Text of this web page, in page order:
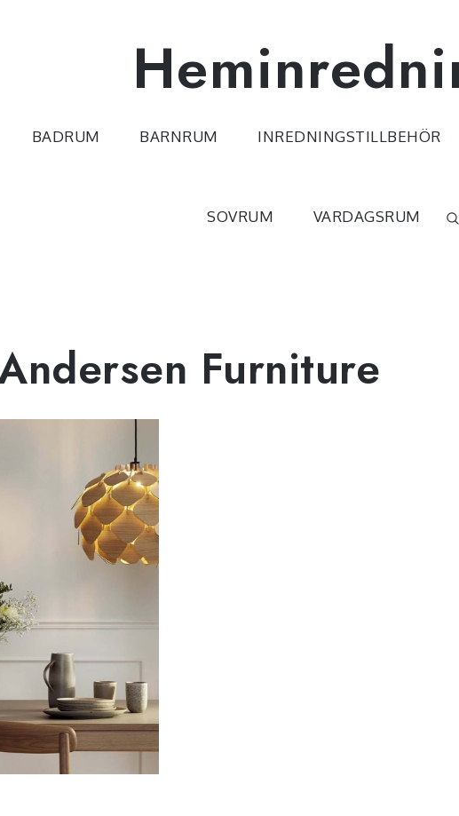
BADRUM BARNRUM INREDNINGSTILLBEHÖR
SOVRUM VARDAGSRUM
Furniture